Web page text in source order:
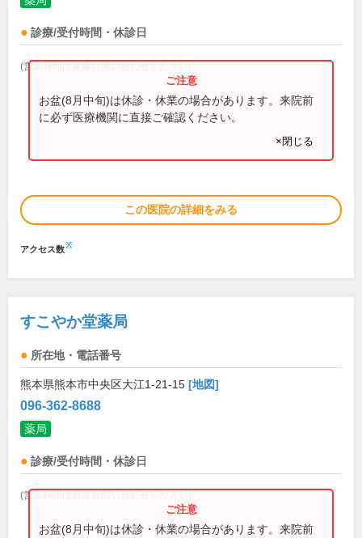
診療/受付時間・休診日
(営業時間は直接お問い合わせください)
お盆(8月中旬)は休診・休業の場合があります。来院前
に必ず医療機関に直接ご確認ください。
×閉じる
この医院の詳細をみる
アクセス数※
すこやか堂薬局
所在地・電話番号
熊本県熊本市中央区大江1-21-15 [地図]
096-362-8688
薬局
診療/受付時間・休診日
(営業時間は直接お問い合わせください)
お盆(8月中旬)は休診・休業の場合があります。来院前